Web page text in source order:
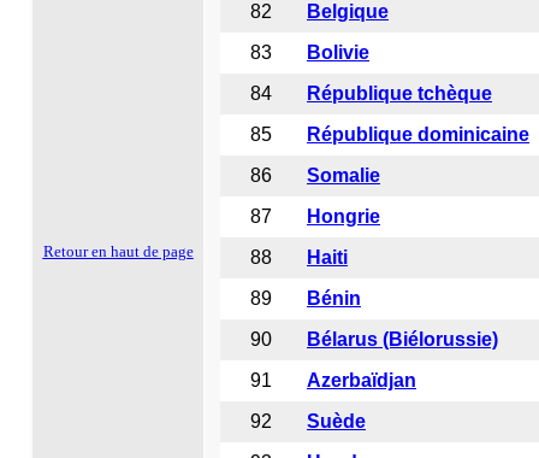
Retour en haut de page
82
Belgique
83
Bolivie
84
République tchèque
85
République dominicaine
86
Somalie
87
Hongrie
88
Haiti
89
Bénin
90
Bélarus (Biélorussie)
91
Azerbaïdjan
92
Suède